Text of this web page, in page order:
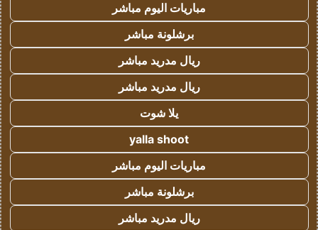
مباريات اليوم مباشر
برشلونة مباشر
ريال مدريد مباشر
ريال مدريد مباشر
يلا شوت
yalla shoot
مباريات اليوم مباشر
برشلونة مباشر
ريال مدريد مباشر